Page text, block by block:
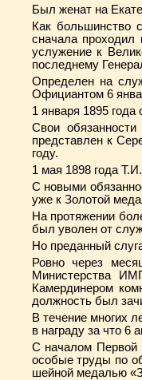
Был женат на
Как большинство
сначала
услужение к
последнему
Определен на
Официантом 6
1 января 1895
Свои
представлен к
году.
1 мая 1898 года
С новыми
уже к Золотой
На протяжении
был уволен от
Но преданный
Ровно через
Министерства
Камердинером
должность был
В течение многих
в награду за что 6
С началом Первой
особые труды по
шейной медалью